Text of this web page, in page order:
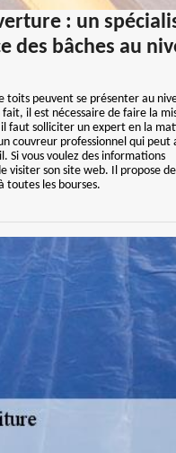
: un
des bâches au
toits peuvent se présenter au
il est nécessaire de faire la
faut solliciter un expert en la
couvreur professionnel qui peut
Si vous voulez des informations
visiter son site web. Il propose
toutes les bourses.